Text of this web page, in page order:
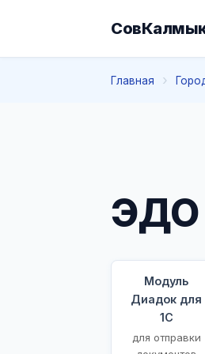
Главная
ЭДО
Модуль
Диадок для
1С
для отправки